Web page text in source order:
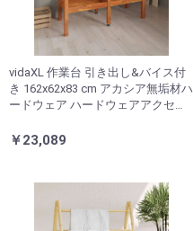
vidaXL 作業台 引き出し&バイス付
き 162x62x83 cm アカシア無垢材ハ
ードウェア ハードウェアアクセサ
チ(代引不可)
￥23,089